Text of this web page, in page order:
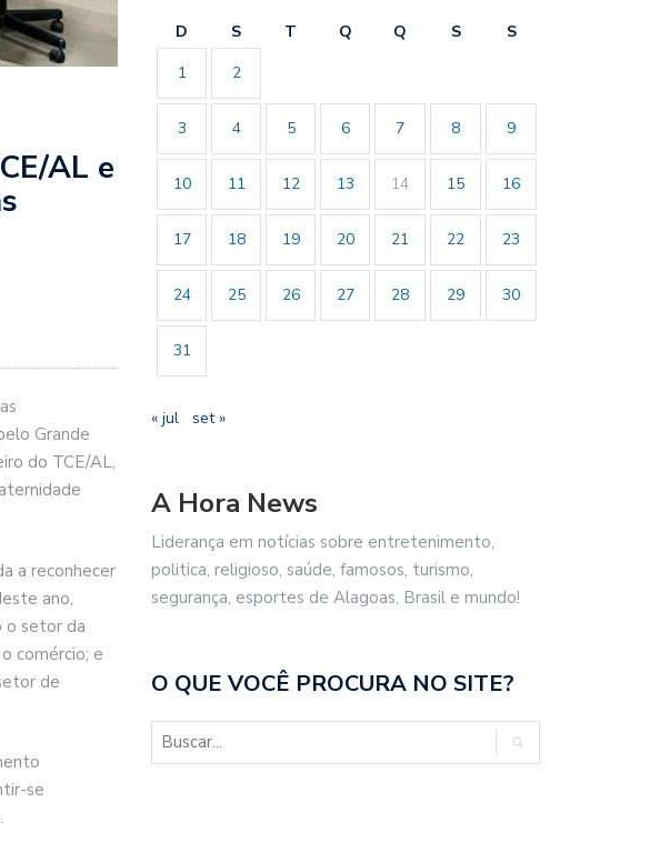
AL e
Grande
do TCE/AL,
a reconhecer
ano,
o setor da
comércio; e
de
se
D S T Q Q S
S
1
2
3 4 5 6 7 8 9
10 11 12 13 14 15 16
17 18 19 20 21 22 23
24 25 26 27 28 29 30
31
« jul set »
A Hora News
Liderança em notícias sobre entretenimento,
politica, religioso, saúde, famosos, turismo,
segurança, esportes de Alagoas, Brasil e mundo!
O QUE VOCÊ PROCURA NO SITE?